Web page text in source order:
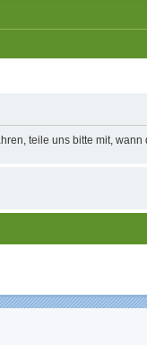
teile uns bitte mit, wann